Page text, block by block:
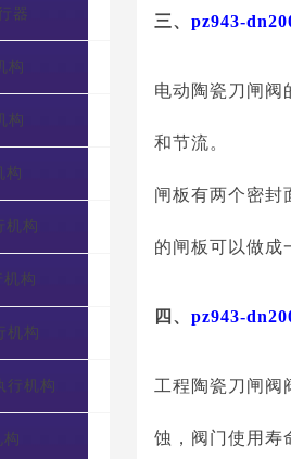
器
构
构
构
机构
构
机构
行机构
三、 pz943-
电动陶瓷刀闸阀
和节流。
闸板有两个密封
的闸板可以做成
四、 pz943-
工程陶瓷刀闸阀
蚀，阀门使用寿